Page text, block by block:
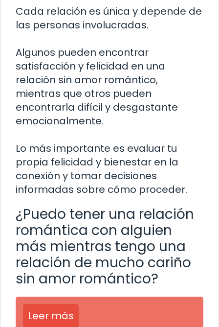
Cada relación es única y depende de
las personas involucradas.
Algunos pueden encontrar
satisfacción y felicidad en una
relación sin amor romántico,
mientras que otros pueden
encontrarla difícil y desgastante
emocionalmente.
Lo más importante es evaluar tu
propia felicidad y bienestar en la
conexión y tomar decisiones
informadas sobre cómo proceder.
¿Puedo tener una relación
romántica con alguien
más mientras tengo una
relación de mucho cariño
sin amor romántico?
Leer más